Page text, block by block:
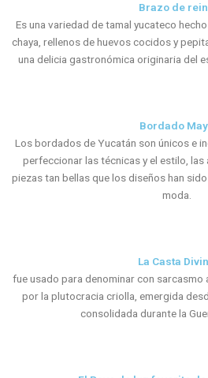
Brazo de
Es una variedad de tamal yucateco
chaya, rellenos de huevos cocidos y
una delicia gastronómica originaria del
Bordado
Los bordados de Yucatán son únicos e
perfeccionar las técnicas y el estilo, las
piezas tan bellas que los diseños han
moda.
La Casta
fue usado para denominar con
por la plutocracia criolla, emergida
consolidada durante la